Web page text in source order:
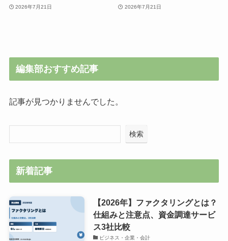
2026年7月21日 2026年7月21日
編集部おすすめ記事
記事が見つかりませんでした。
検索
新着記事
【2026年】ファクタリングとは？
仕組みと注意点、資金調達サービ
ス3社比較
ビジネス・企業・会計